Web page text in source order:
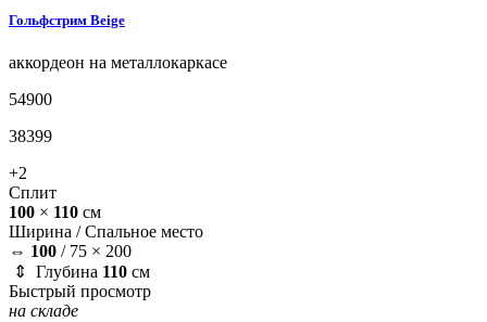
Гольфстрим Beige
аккордеон на металлокаркасе
54900
38399
+2
Сплит
100 × 110 см
Ширина /Спальное место
⇔ 100 / 75 × 200
⇕ Глубина 110 см
Быстрый просмотр
на складе